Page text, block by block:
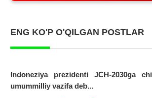
ENG KO'P O'QILGAN POSTLAR
Indoneziya prezidenti JCH-2030ga
umummilliy vazifa deb...